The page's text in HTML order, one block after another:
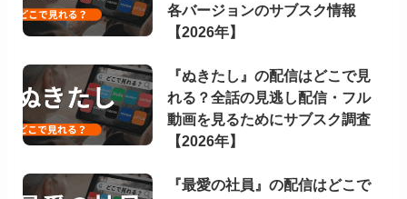
各バージョンのサブスク情報
【2026年】
『ぬきたし』の配信はどこで見
れる？全話の見逃し配信・フル
動画を見るためにサブスク調査
【2026年】
『最愛の社員』の配信はどこで